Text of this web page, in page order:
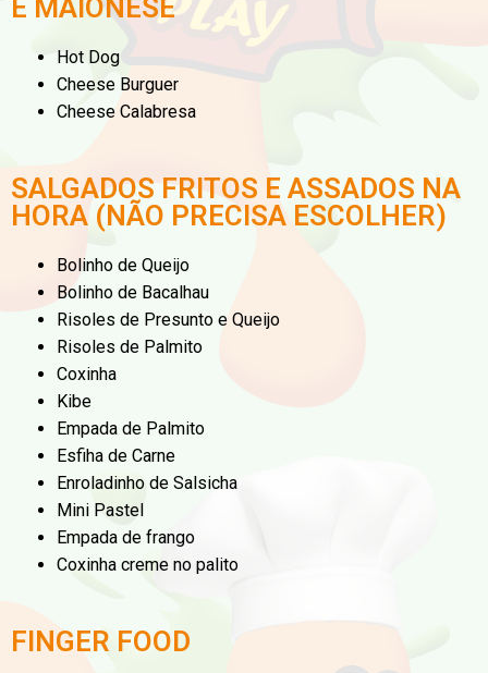
E MAIONESE
Hot Dog
Cheese Burguer
Cheese Calabresa
SALGADOS FRITOS E ASSADOS NA
HORA (NÃO PRECISA ESCOLHER)
Bolinho de Queijo
Bolinho de Bacalhau
Risoles de Presunto e Queijo
Risoles de Palmito
Coxinha
Kibe
Empada de Palmito
Esfiha de Carne
Enroladinho de Salsicha
Mini Pastel
Empada de frango
Coxinha creme no palito
FINGER FOOD